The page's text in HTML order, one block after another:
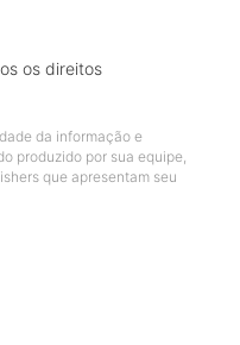
os direitos
da informação e
produzido por sua equipe,
que apresentam seu